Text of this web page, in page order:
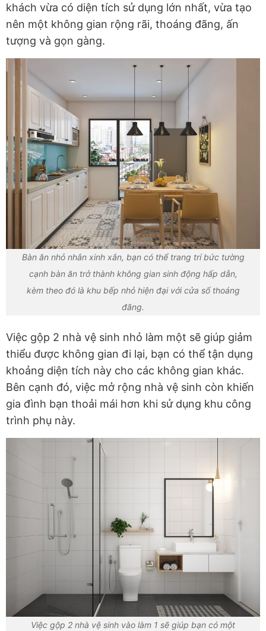
khách vừa có diện tích sử dụng lớn nhất, vừa tạo
nên một không gian rộng rãi, thoáng đãng, ấn
tượng và gọn gàng.
Bàn ăn nhỏ nhắn xinh xắn, bạn có thể trang trí bức tường
cạnh bàn ăn trở thành không gian sinh động hấp dẫn,
kèm theo đó là khu bếp nhỏ hiện đại với cửa số thoáng
đãng.
Việc gộp 2 nhà vệ sinh nhỏ làm một sẽ giúp giảm
thiểu được không gian đi lại, bạn có thể tận dụng
khoảng diện tích này cho các không gian khác.
Bên cạnh đó, việc mở rộng nhà vệ sinh còn khiến
gia đình bạn thoải mái hơn khi sử dụng khu công
trình phụ này.
Việc gộp 2 nhà vệ sinh vào làm 1 sẽ giúp bạn có một